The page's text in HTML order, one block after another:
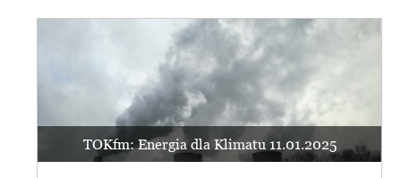
TOKfm: Energia dla Klimatu 11.01.2025